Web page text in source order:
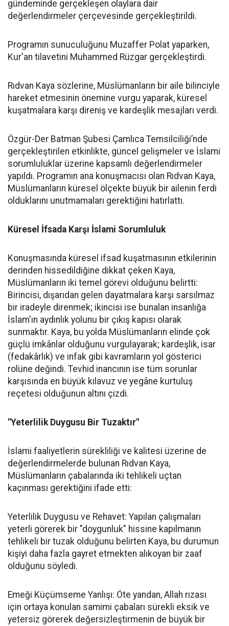
gündeminde gerçekleşen olaylara dair
değerlendirmeler çerçevesinde gerçekleştirildi.
Programın sunuculuğunu Muzaffer Polat yaparken,
Kur'an tilavetini Muhammed Rüzgar gerçekleştirdi.
Rıdvan Kaya sözlerine, Müslümanların bir aile bilinciyle
hareket etmesinin önemine vurgu yaparak, küresel
kuşatmalara karşı direniş ve kardeşlik mesajları verdi.
Özgür-Der Batman Şubesi Çamlıca Temsilciliği’nde
gerçekleştirilen etkinlikte, güncel gelişmeler ve İslami
sorumluluklar üzerine kapsamlı değerlendirmeler
yapıldı. Programın ana konuşmacısı olan Rıdvan Kaya,
Müslümanların küresel ölçekte büyük bir ailenin ferdi
olduklarını unutmamaları gerektiğini hatırlattı.
Küresel İfsada Karşı İslami Sorumluluk
Konuşmasında küresel ifsad kuşatmasının etkilerinin
derinden hissedildiğine dikkat çeken Kaya,
Müslümanların iki temel görevi olduğunu belirtti:
Birincisi, dışarıdan gelen dayatmalara karşı sarsılmaz
bir iradeyle direnmek; ikincisi ise bunalan insanlığa
İslam'ın aydınlık yolunu bir çıkış kapısı olarak
sunmaktır. Kaya, bu yolda Müslümanların elinde çok
güçlü imkânlar olduğunu vurgulayarak; kardeşlik, isar
(fedakârlık) ve infak gibi kavramların yol gösterici
rolüne değindi. Tevhid inancının ise tüm sorunlar
karşısında en büyük kılavuz ve yegâne kurtuluş
reçetesi olduğunun altını çizdi.
"Yeterlilik Duygusu Bir Tuzaktır"
İslami faaliyetlerin sürekliliği ve kalitesi üzerine de
değerlendirmelerde bulunan Rıdvan Kaya,
Müslümanların çabalarında iki tehlikeli uçtan
kaçınması gerektiğini ifade etti:
Yeterlilik Duygusu ve Rehavet: Yapılan çalışmaları
yeterli görerek bir "doygunluk" hissine kapılmanın
tehlikeli bir tuzak olduğunu belirten Kaya, bu durumun
kişiyi daha fazla gayret etmekten alıkoyan bir zaaf
olduğunu söyledi.
Emeği Küçümseme Yanlışı: Öte yandan, Allah rızası
için ortaya konulan samimi çabaları sürekli eksik ve
yetersiz görerek değersizleştirmenin de büyük bir